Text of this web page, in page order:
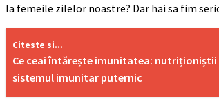
la femeile zilelor noastre? Dar hai sa fim
Citeste si...
Ce ceai întărește imunitatea:
sistemul imunitar puternic